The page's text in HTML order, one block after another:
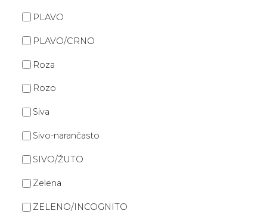
PLAVO
PLAVO/CRNO
Roza
Rozo
Siva
Sivo-narančasto
SIVO/ŽUTO
Zelena
ZELENO/INCOGNITO